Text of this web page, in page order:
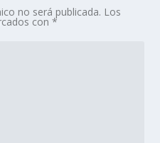
no será publicada. Los
con*